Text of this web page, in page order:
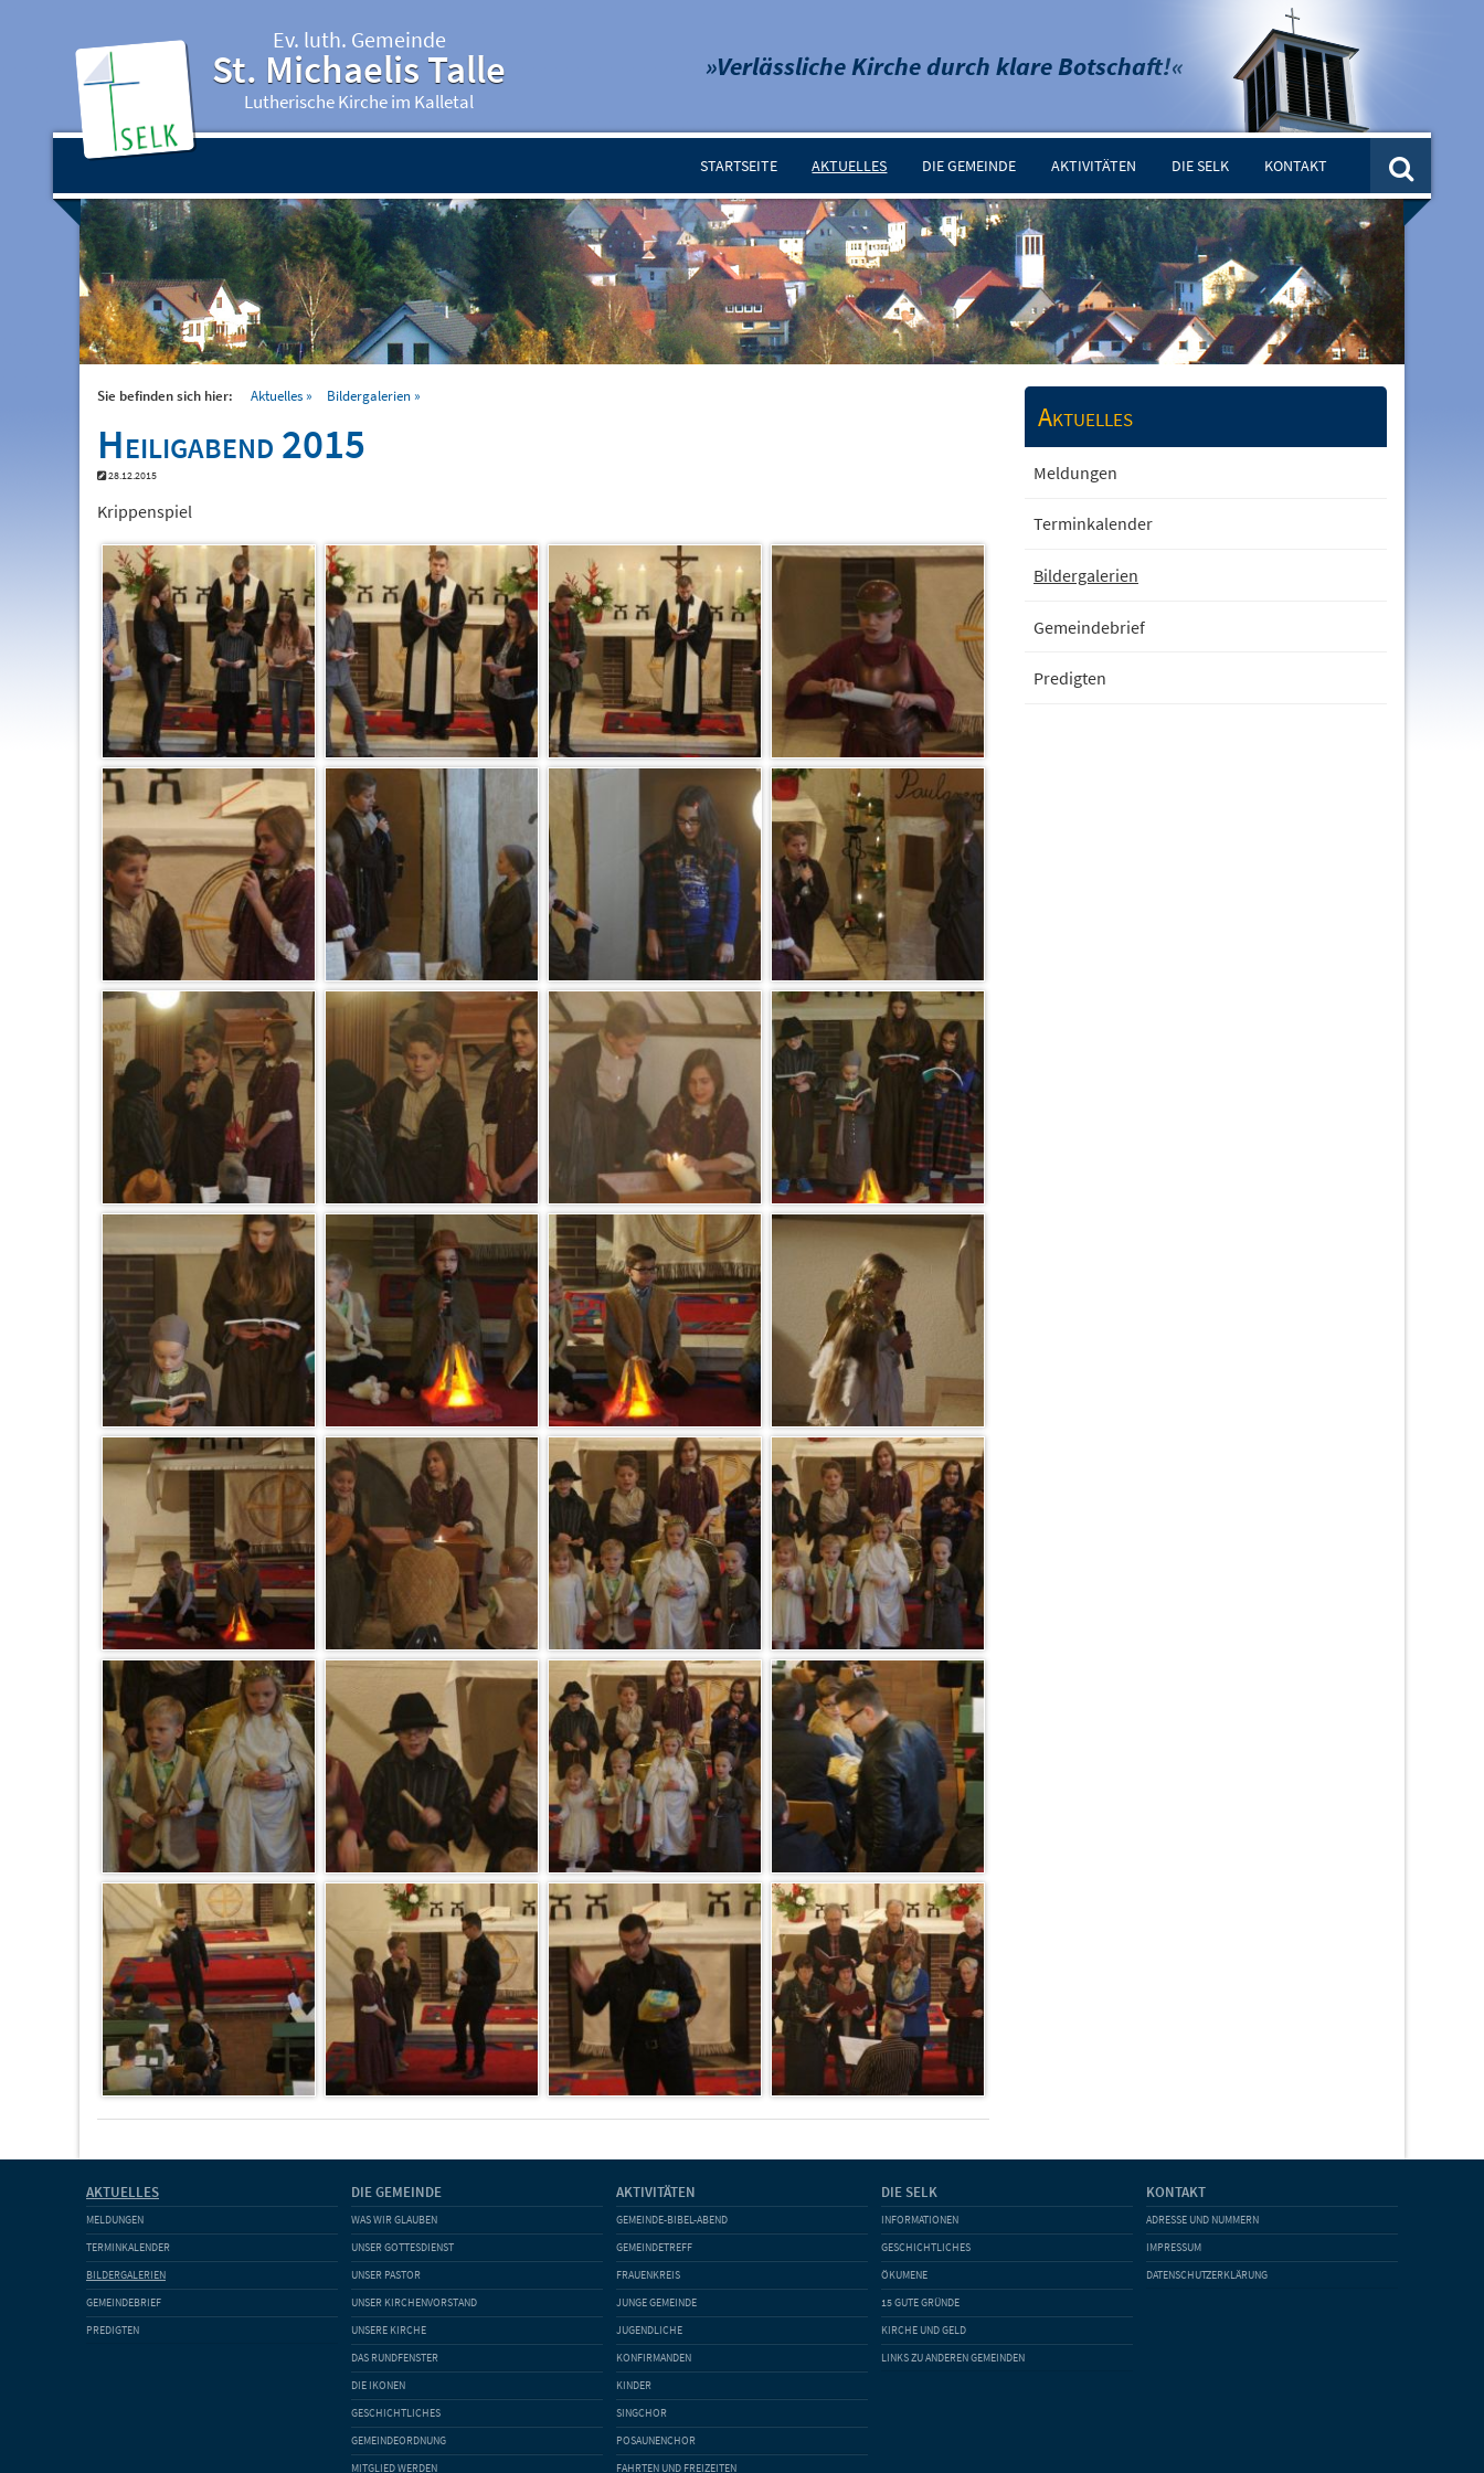
Ev. luth. Gemeinde
St. Michaelis Talle
Lutherische Kirche im Kalletal
»Verlässliche Kirche durch klare Botschaft!«
STARTSEITE AKTUELLES DIE GEMEINDE AKTIVITÄTEN DIE SELK KONTAKT
Sie befinden sich hier: Aktuelles Bildergalerien
Heiligabend 2015
28.12.2015
Krippenspiel
Aktuelles
Meldungen
Terminkalender
Bildergalerien
Gemeindebrief
Predigten
AKTUELLES
MELDUNGEN
TERMINKALENDER
BILDERGALERIEN
GEMEINDEBRIEF
PREDIGTEN
DIE GEMEINDE
WAS WIR GLAUBEN
UNSER GOTTESDIENST
UNSER PASTOR
UNSER KIRCHENVORSTAND
UNSERE KIRCHE
DAS RUNDFENSTER
DIE IKONEN
GESCHICHTLICHES
GEMEINDEORDNUNG
MITGLIED WERDEN
AKTIVITÄTEN
GEMEINDE-BIBEL-ABEND
GEMEINDETREFF
FRAUENKREIS
JUNGE GEMEINDE
JUGENDLICHE
KONFIRMANDEN
KINDER
SINGCHOR
POSAUNENCHOR
FAHRTEN UND FREIZEITEN
DIE SELK
INFORMATIONEN
GESCHICHTLICHES
ÖKUMENE
15 GUTE GRÜNDE
KIRCHE UND GELD
LINKS ZU ANDEREN GEMEINDEN
KONTAKT
ADRESSE UND NUMMERN
IMPRESSUM
DATENSCHUTZERKLÄRUNG